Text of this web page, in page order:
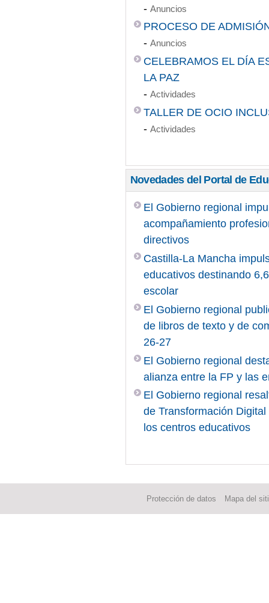
- Anuncios
PROCESO DE
- Anuncios
CELEBRAMOS EL DÍA
LA PAZ
- Actividades
TALLER DE OCIO
- Actividades
Novedades del Portal de
El Gobierno regional
acompañamiento
directivos
Castilla-La Mancha
educativos destinando
escolar
El Gobierno regional
de libros de texto y de
26-27
El Gobierno regional
alianza entre la FP y las
El Gobierno regional
de Transformación
los centros educativos
Protección de datos Mapa del